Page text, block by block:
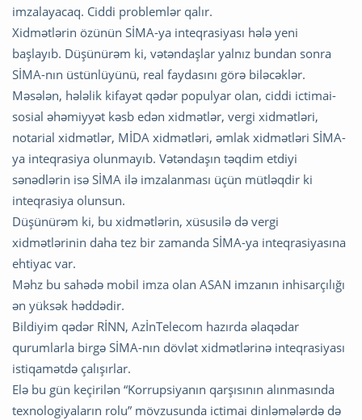
imzalayacaq. Ciddi problemlər qalır.
Xidmətlərin özünün SİMA-ya inteqrasiyası hələ yeni
başlayıb. Düşünürəm ki, vətəndaşlar yalnız bundan sonra
SİMA-nın üstünlüyünü, real faydasını görə biləcəklər.
Məsələn, hələlik kifayət qədər populyar olan, ciddi ictimai-
sosial əhəmiyyət kəsb edən xidmətlər, vergi xidmətləri,
notarial xidmətlər, MİDA xidmətləri, əmlak xidmətləri SİMA-
ya inteqrasiya olunmayıb. Vətəndaşın təqdim etdiyi
sənədlərin isə SİMA ilə imzalanması üçün mütləqdir ki
inteqrasiya olunsun.
Düşünürəm ki, bu xidmətlərin, xüsusilə də vergi
xidmətlərinin daha tez bir zamanda SİMA-ya inteqrasiyasına
ehtiyac var.
Məhz bu sahədə mobil imza olan ASAN imzanın inhisarçılığı
ən yüksək həddədir.
Bildiyim qədər RİNN, AzİnTelecom hazırda əlaqədar
qurumlarla birgə SİMA-nın dövlət xidmətlərinə inteqrasiyası
istiqamətdə çalışırlar.
Elə bu gün keçirilən “Korrupsiyanın qarşısının alınmasında
texnologiyaların rolu” mövzusunda ictimai dinləmələrdə də